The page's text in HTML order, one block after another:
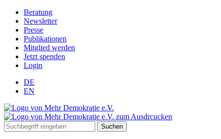
Beratung
Newsletter
Presse
Publikationen
Mitglied werden
Jetzt spenden
Login
DE
EN
Suchen